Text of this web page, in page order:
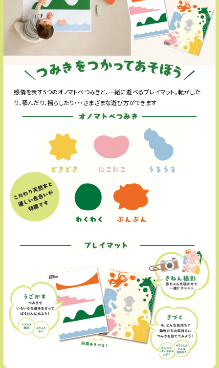
カタログギフトにプチギフト付き！
感情を表す5つのオノマトペつみきと、一緒に遊べるプレイマット。転がした
り、積んだり、揺らしたり・・・さまざまな遊び方ができます
オノマトペつみき
プレイマット